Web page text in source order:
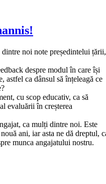
noi note președintelui țării,
despre modul în care își
astfel ca dânsul să înțeleagă ce
cu scop educativ, ca să
evaluării în creșterea
ca mulți dintre noi. Este
ani, iar asta ne dă dreptul,
munca angajatului nostru.